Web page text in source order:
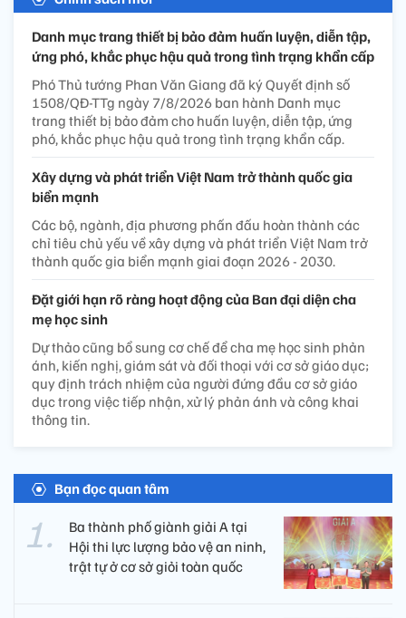
Danh mục trang thiết bị bảo đảm huấn luyện, diễn tập,
ứng phó, khắc phục hậu quả trong tình trạng khẩn cấp
Phó Thủ tướng Phan Văn Giang đã ký Quyết định số
1508/QĐ-TTg ngày 7/8/2026 ban hành Danh mục
trang thiết bị bảo đảm cho huấn luyện, diễn tập, ứng
phó, khắc phục hậu quả trong tình trạng khẩn cấp.
Xây dựng và phát triển Việt Nam trở thành quốc gia
biển mạnh
Các bộ, ngành, địa phương phấn đấu hoàn thành các
chỉ tiêu chủ yếu về xây dựng và phát triển Việt Nam trở
thành quốc gia biển mạnh giai đoạn 2026 - 2030.
Đặt giới hạn rõ ràng hoạt động của Ban đại diện cha
mẹ học sinh
Dự thảo cũng bổ sung cơ chế để cha mẹ học sinh phản
ánh, kiến nghị, giám sát và đối thoại với cơ sở giáo dục;
quy định trách nhiệm của người đứng đầu cơ sở giáo
dục trong việc tiếp nhận, xử lý phản ánh và công khai
thông tin.
Bạn đọc quan tâm
Ba thành phố giành giải A tại
Hội thi lực lượng bảo vệ an ninh,
trật tự ở cơ sở giỏi toàn quốc